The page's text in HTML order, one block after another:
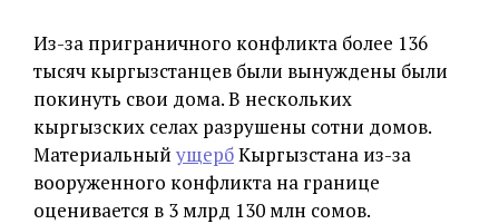
Из-за приграничного конфликта более 136
тысяч кыргызстанцев были вынуждены были
покинуть свои дома. В нескольких
кыргызских селах разрушены сотни домов.
Материальный ущербКыргызстана из-за
вооруженного конфликта на границе
оценивается в 3 млрд 130 млн сомов.